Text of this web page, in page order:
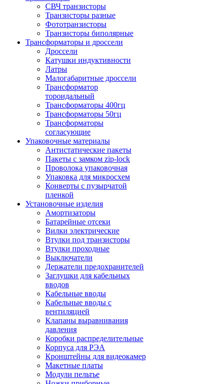
СВЧ транзисторы
Транзисторы разные
Фототранзисторы
Транзисторы биполярные
Трансформаторы и дроссели
Дроссели
Катушки индуктивности
Латры
Малогабаритные дроссели
Трансформатор
тороидальный
Трансформаторы 400гц
Трансформаторы 50гц
Трансформаторы
согласующие
Упаковочные материалы
Антистатические пакеты
Пакеты с замком zip-lock
Проволока упаковочная
Упаковка для микросхем
Конверты с пузырчатой
пленкой
Установочные изделия
Амортизаторы
Батарейные отсеки
Вилки электрические
Втулки под транзисторы
Втулки проходные
Выключатели
Держатели предохранителей
Заглушки для кабельных
вводов
Кабельные вводы
Кабельные вводы с
вентиляцией
Клапаны выравнивания
давления
Коробки распределительные
Корпуса для РЭА
Кронштейны для видеокамер
Макетные платы
Модули пельтье